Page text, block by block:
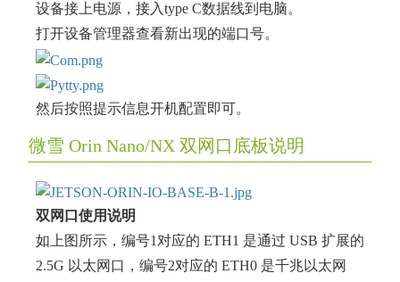
设备接上电源，接入type C数据线到电脑。
打开设备管理器查看新出现的端口号。
然后按照提示信息开机配置即可。
微雪 Orin Nano/NX 双网口底板说明
双网口使用说明
如上图所示，编号1对应的 ETH1 是通过 USB 扩展的
2.5G 以太网口，编号2对应的 ETH0 是千兆以太网